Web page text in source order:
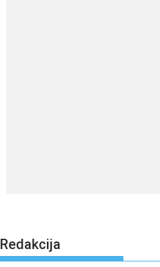
Redakcija